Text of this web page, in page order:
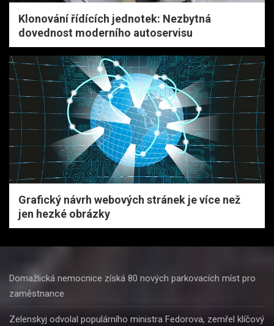
Klonování řídících jednotek: Nezbytná
dovednost moderního autoservisu
Grafický návrh webových stránek je více než
jen hezké obrázky
Domažlická nemocnice získá 80 nových parkovacích míst pro
zaměstnance
Zelenskyj odvolal populárního ministra Fedorova, zemřel klíčový